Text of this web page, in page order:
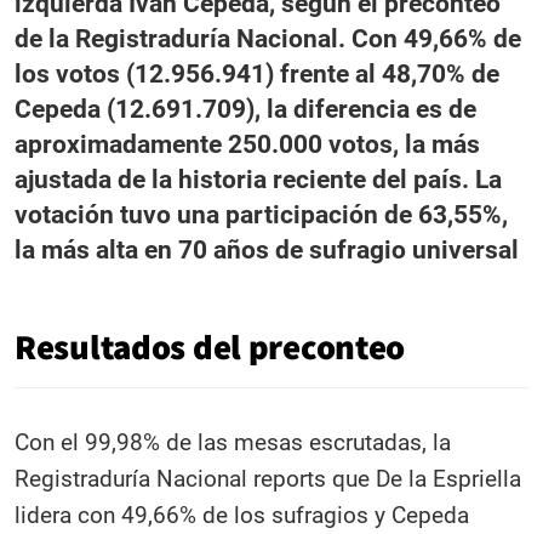
de la Registraduría Nacional. Con 49,66% de
los votos (12.956.941) frente al 48,70% de
Cepeda (12.691.709), la diferencia es de
aproximadamente 250.000 votos, la más
ajustada de la historia reciente del país. La
votación tuvo una participación de 63,55%,
la más alta en 70 años de sufragio universal
Resultados del preconteo
Con el 99,98% de las mesas escrutadas, la
Registraduría Nacional reports que De la Espriella
lidera con 49,66% de los sufragios y Cepeda